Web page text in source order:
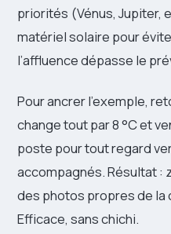
priorités (Vénus, Jupiter,
matériel solaire pour
l’affluence dépasse le
Pour ancrer l’exemple,
change tout par 8 °C et
poste pour tout regard
accompagnés. Résultat :
des photos propres de la
Efficace, sans chichi.